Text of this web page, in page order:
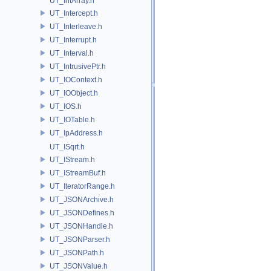
UT_Intercept.h
UT_Interleave.h
UT_Interrupt.h
UT_Interval.h
UT_IntrusivePtr.h
UT_IOContext.h
UT_IOObject.h
UT_IOS.h
UT_IOTable.h
UT_IpAddress.h
UT_ISqrt.h
UT_IStream.h
UT_IStreamBuf.h
UT_IteratorRange.h
UT_JSONArchive.h
UT_JSONDefines.h
UT_JSONHandle.h
UT_JSONParser.h
UT_JSONPath.h
UT_JSONValue.h